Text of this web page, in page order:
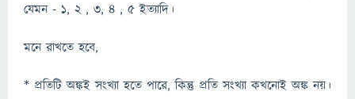
যেমন - 1, 2 , 3, 4 , 5 ইত্যাদি।
মনে রাখতে হবে,
* প্রতিটি অঙ্কই সংখ্যা হতে পারে, কিন্তু প্রতি সংখ্যা কখনোই অঙ্ক নয়।